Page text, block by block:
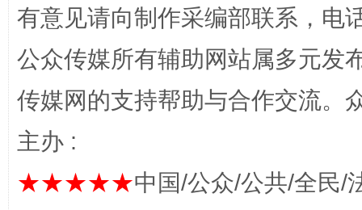
有意见请向制作采编部联系，电
公众传媒所有辅助网站属多元发
传媒网的支持帮助与合作交流。
主办 :
★★★★★中国/公众/公共/全民/